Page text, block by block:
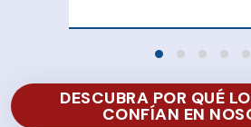
DESCUBRA POR QUÉ
CONFÍAN EN